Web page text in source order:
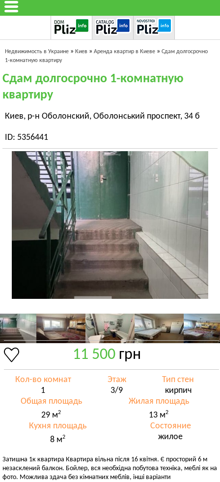
Недвижимость в Украине » Киев » Аренда квартир в Киеве » Сдам долгосрочно
1-комнатную квартиру
Сдам долгосрочно 1-комнатную
квартиру
Киев, р-н Оболонский, Оболонський проспект, 34 б
ID: 5356441
11 500 грн
Кол-во комнат
1
Этаж
3/9
Тип стен
кирпич
Общая площадь
29 м2
Жилая площадь
13 м2
Кухня площадь
8 м2
Состояние
жилое
Затишна 1к квартира Квартира вільна після 16 квітня. Є просторий 6 м
незасклений балкон. Бойлер, вся необхідна побутова техніка, меблі як на
фото. Можлива здача без кімнатних меблів, інші варіанти